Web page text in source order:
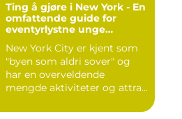
Ting å gjøre i New York - En
omfattende guide for
eventyrlystne unge
New York City er kjent som
"byen som aldri sover" og
har en overveldende
mengde aktiviteter og attra...